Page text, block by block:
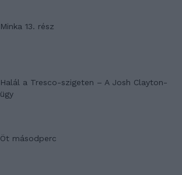
Minka 13. rész
Halál a Tresco-szigeten – A Josh Clayton-
ügy
Öt másodperc